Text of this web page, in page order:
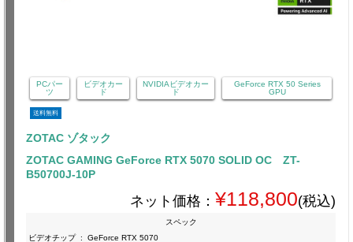
PCパー
ツ
ビデオカー
ド
NVIDIAビデオカー
ド
GeForce RTX 50 Series
GPU
送料無料
ZOTAC ゾタック
ZOTAC GAMING GeForce RTX 5070 SOLID OC ZT-
B50700J-10P
ネット価格： ¥118,800(税込)
スペック
ビデオチップ : GeForce RTX 5070